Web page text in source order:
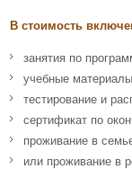
В стоимость
занятия по
учебные материалы
тестирование и
сертификат по
проживание в
или проживание в